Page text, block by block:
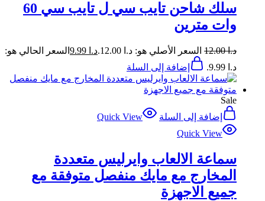
سلك شاحن تايب سي ل تايب سي 60
وات مترين
د.ا12.00 السعر الأصلي هو: د.ا 12.00. د.ا
السعر الحالي هو:
د.ا 9.99.
إضافة إلى السلة
Sale
إضافة إلى السلة
Quick View
Quick View
سماعة الالعاب وايرليس متعددة
المخارج مع مايك منفصل متوفقة مع
جميع الاجهزة